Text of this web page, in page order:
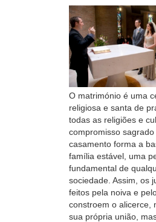
O matrimónio é uma
religiosa e santa de
todas as religiões e
compromisso sagrado
casamento forma a
família estável, uma
fundamental de
sociedade. Assim, os
feitos pela noiva e
constroem o alicerce,
sua própria união,